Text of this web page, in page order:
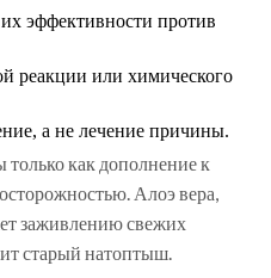
эффективности против
реакции или химического
а не лечение причины.
как дополнение к
Алоэ вера,
заживлению свежих
старый натоптыш.